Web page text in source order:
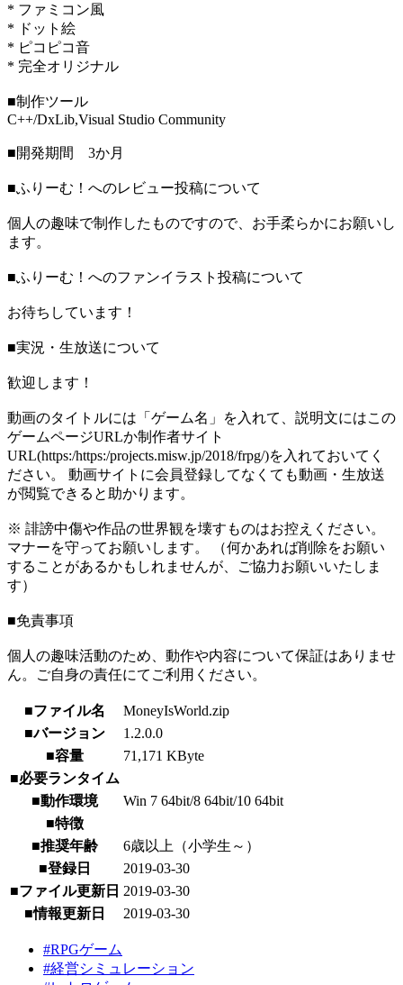
* ファミコン風
* ドット絵
* ピコピコ音
* 完全オリジナル
■制作ツール
C++/DxLib,Visual Studio Community
■開発期間 3か月
■ふりーむ！へのレビュー投稿について
個人の趣味で制作したものですので、お手柔らかにお願いし
ます。
■ふりーむ！へのファンイラスト投稿について
お待ちしています！
■実況・生放送について
歓迎します！
動画のタイトルには「ゲーム名」を入れて、説明文にはこの
ゲームページURLか制作者サイト
URL(https:/https:/projects.misw.jp/2018/frpg/)を入れておいてく
ださい。 動画サイトに会員登録してなくても動画・生放送
が閲覧できると助かります。
※ 誹謗中傷や作品の世界観を壊すものはお控えください。
マナーを守ってお願いします。 （何かあれば削除をお願い
することがあるかもしれませんが、ご協力お願いいたしま
す）
■免責事項
個人の趣味活動のため、動作や内容について保証はありませ
ん。ご自身の責任にてご利用ください。
■ファイル名
MoneyIsWorld.zip
■バージョン
1.2.0.0
■容量
71,171 KByte
■必要ランタイム
■動作環境
Win 7 64bit/8 64bit/10 64bit
■特徴
■推奨年齢
6歳以上（小学生～）
■登録日
2019-03-30
■ファイル更新日 2019-03-30
■情報更新日
2019-03-30
#RPGゲーム
#経営シミュレーション